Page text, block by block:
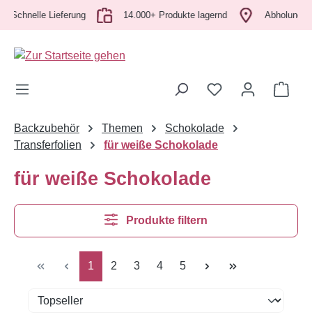
Zum Hauptinhalt springen
Lieferung 14.000+ Produkte lagernd Abholung vor
Backzubehör Themen
Schokolade
Transferfolien
für weiße Schokolade
für weiße Schokolade
Produkte filtern
Seite
1 Seite
2 Seite
3 Seite
4 Seite
5